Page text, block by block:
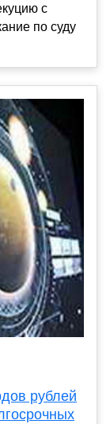
с
по суду
рублей